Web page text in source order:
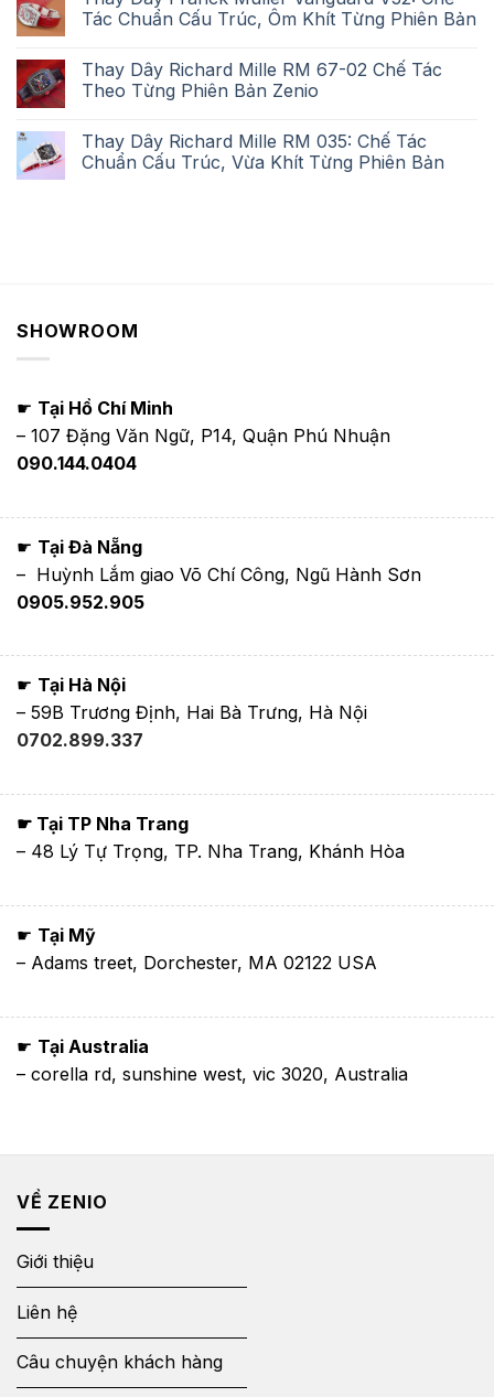
Tác Chuẩn Cấu Trúc, Ôm Khít Từng Phiên Bản
Thay Dây Richard Mille RM 67-02 Chế Tác
Theo Từng Phiên Bản Zenio
Thay Dây Richard Mille RM 035: Chế Tác
Chuẩn Cấu Trúc, Vừa Khít Từng Phiên Bản
SHOWROOM
☛ Tại Hồ Chí Minh
– 107 Đặng Văn Ngữ, P14, Quận Phú Nhuận
090.144.0404
☛ Tại Đà Nẵng
– Huỳnh Lắm giao Võ Chí Công, Ngũ Hành Sơn
0905.952.905
☛ Tại Hà Nội
– 59B Trương Định, Hai Bà Trưng, Hà Nội
0702.899.337
☛ Tại TP Nha Trang
– 48 Lý Tự Trọng, TP. Nha Trang, Khánh Hòa
☛ Tại Mỹ
– Adams treet, Dorchester, MA 02122 USA
☛ Tại Australia
– corella rd, sunshine west, vic 3020, Australia
VỀ ZENIO
Giới thiệu
Liên hệ
Câu chuyện khách hàng